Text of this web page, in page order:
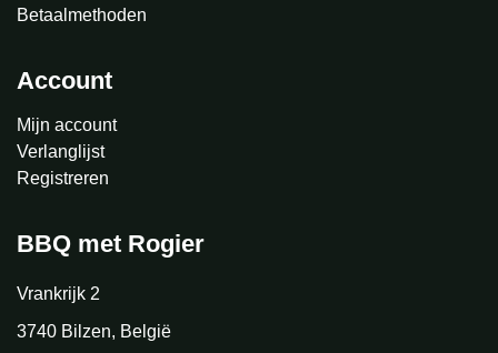
Betaalmethoden
Account
Mijn account
Verlanglijst
Registreren
BBQ met Rogier
Vrankrijk 2
3740 Bilzen, België